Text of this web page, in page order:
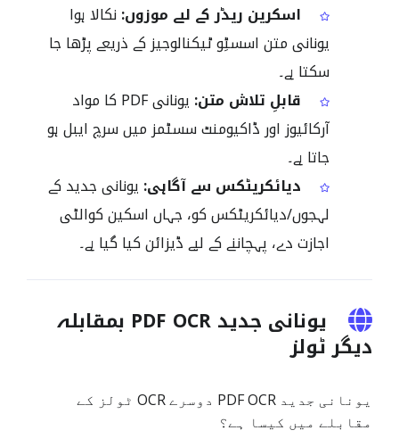
اسکرین ریڈر کے لیے موزوں:نکالا ہوا
یونانی متن اسسٹِو ٹیکنالوجیز کے ذریعے پڑھا جا
سکتا ہے۔
قابلِ تلاش متن:
یونانی PDF کا مواد
آرکائیوز اور ڈاکیومنٹ سسٹمز میں سرچ ایبل ہو
جاتا ہے۔
دیائکریٹکس سے آگاہی: یونانی جدید کے
لہجوں/دیائکریٹکس کو، جہاں اسکین کوالٹی
اجازت دے، پہچاننے کے لیے ڈیزائن کیا گیا ہے۔
یونانی جدید PDF OCR بمقابلہ
دیگر ٹولز
یونانی جدید PDF OCR دوسرے OCR ٹولز کے
مقابلے میں کیسا ہے؟